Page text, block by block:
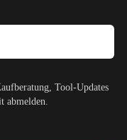
Tool-Updates